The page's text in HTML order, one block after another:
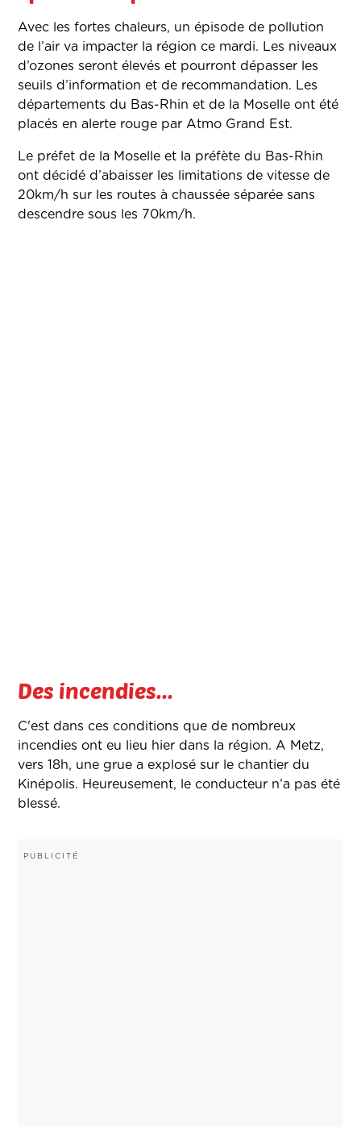
Avec les fortes chaleurs, un épisode de pollution
de l’air va impacter la région ce mardi. Les niveaux
d’ozones seront élevés et pourront dépasser les
seuils d’information et de recommandation. Les
départements du Bas-Rhin et de la Moselle ont été
placés en alerte rouge par Atmo Grand Est.
Le préfet de la Moselle et la préfète du Bas-Rhin
ont décidé d’abaisser les limitations de vitesse de
20km/h sur les routes à chaussée séparée sans
descendre sous les 70km/h.
Des incendies...
C'est dans ces conditions que de nombreux
incendies ont eu lieu hier dans la région. A Metz,
vers 18h, une grue a explosé sur le chantier du
Kinépolis. Heureusement, le conducteur n’a pas été
blessé.